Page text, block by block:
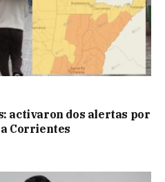
activaron dos alertas por
Corrientes